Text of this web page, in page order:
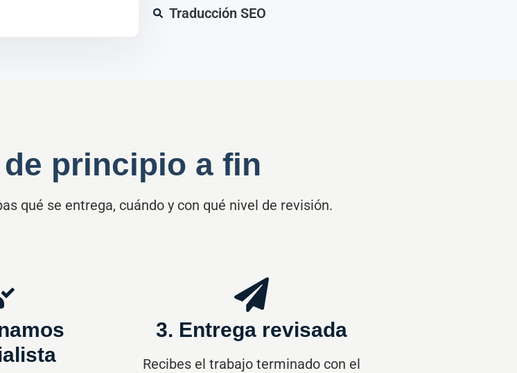
Traducción SEO
principio a fin
qué se entrega, cuándo y con qué nivel de revisión.
3. Entrega revisada
Recibes el trabajo terminado con el